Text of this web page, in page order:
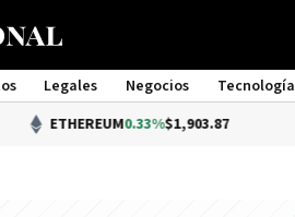
Legales Negocios Tecnología
0.33%$1,903.87